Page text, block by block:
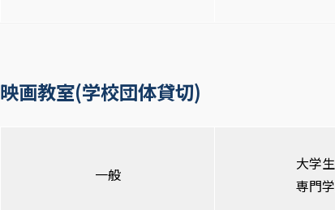
映画教室(学校団体貸切)
一般
大学生
専門